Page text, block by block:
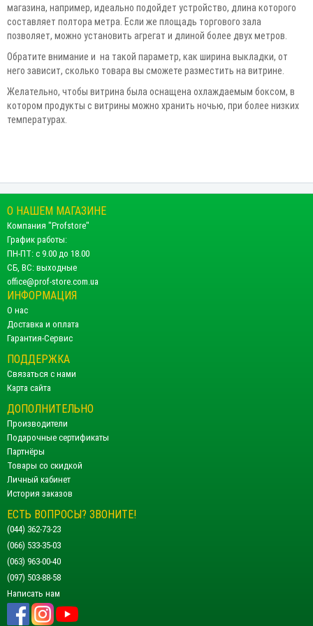
магазина, например, идеально подойдет устройство, длина которого
составляет полтора метра. Если же площадь торгового зала
позволяет, можно установить агрегат и длиной более двух метров.
Обратите внимание и на такой параметр, как ширина выкладки, от
него зависит, сколько товара вы сможете разместить на витрине.
Желательно, чтобы витрина была оснащена охлаждаемым боксом, в
котором продукты с витрины можно хранить ночью, при более низких
температурах.
О НАШЕМ МАГАЗИНЕ
Компания "Profstore"
График работы:
ПН-ПТ: с 9.00 до 18.00
СБ, ВС: выходные
office@prof-store.com.ua
ИНФОРМАЦИЯ
О нас
Доставка и оплата
Гарантия-Сервис
ПОДДЕРЖКА
Связаться с нами
Карта сайта
ДОПОЛНИТЕЛЬНО
Производители
Подарочные сертификаты
Партнёры
Товары со скидкой
Личный кабинет
История заказов
ЕСТЬ ВОПРОСЫ? ЗВОНИТЕ!
(044) 362-73-23
(066) 533-35-03
(063) 963-00-40
(097) 503-88-58
Написать нам